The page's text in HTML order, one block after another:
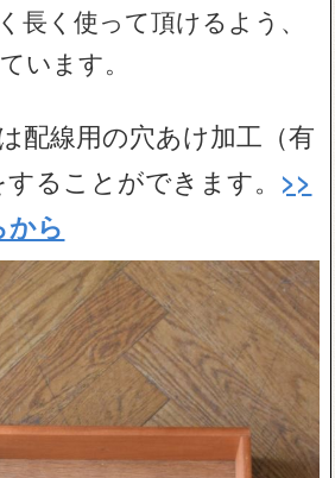
長く使って頂けるよう、
います。
配線用の穴あけ加工（有
ることができます。 >>
ら